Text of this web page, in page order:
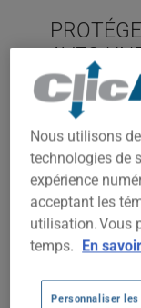
AVEC
offres;
temps et
assurance
Nous utilisons
technologies de
expérience
acceptant les
utilisation. Vous
temps. En
Personnaliser